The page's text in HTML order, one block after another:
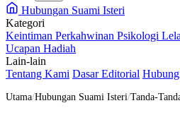
Hubungan Suami Isteri
Kategori
Keintiman Perkahwinan Psikologi
Ucapan Hadiah
Lain-lain
Tentang Kami Dasar Editorial
Utama/Hubungan Suami Isteri/Tanda-